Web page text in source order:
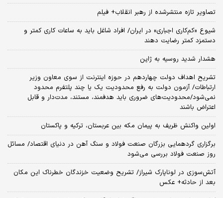
تصاویر تازه منتشرشده از رهبر انقلاب+ فیلم
شیوع «کم‌کاری اجباری» در ایران/ افراد شاغل باید به ساعات کاری کمتر و
دستمزد کمتر رضایت دهند
هشدار شدید روسیه به ژاپن
تشریح اهداف دولت چهاردهم در حوزه اینترنت از سوی معاون وزیر
ارتباطات/ آزمون دولت به رفع محدودیت یک یا چند پلتفرم محدود
نمی‌‎شود/محدودیت‌های ضروری باید هدفمند، مستند، مدت‌دار و قابل
اعتراض باشند
اولین واکنش ظریف به پیمان مکه بین عربستان، ترکیه و پاکستان
برگزاری گردهمایی بزرگان صنعت فولاد و سنگ آهن در دنیای اقتصاد/ مسائل
روز صنعت فولاد بررسی می‌شود
آتش‌سوزی در لوناپارک شیراز/ تشریح وضعیت خزندگان خطرناک این مکان
بعد از حادثه+ عکس